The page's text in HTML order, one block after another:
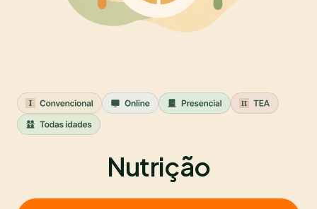
Nutrição